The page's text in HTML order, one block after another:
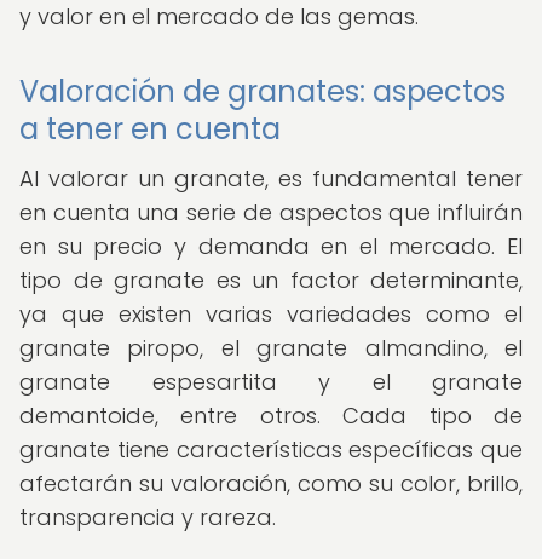
y valor en el mercado de las gemas.
Valoración de granates: aspectos
a tener en cuenta
Al valorar un granate, es fundamental tener
en cuenta una serie de aspectos que influirán
en su precio y demanda en el mercado. El
tipo de granate es un factor determinante,
ya que existen varias variedades como el
granate piropo, el granate almandino, el
granate espesartita y el granate
demantoide, entre otros. Cada tipo de
granate tiene características específicas que
afectarán su valoración, como su color, brillo,
transparencia y rareza.